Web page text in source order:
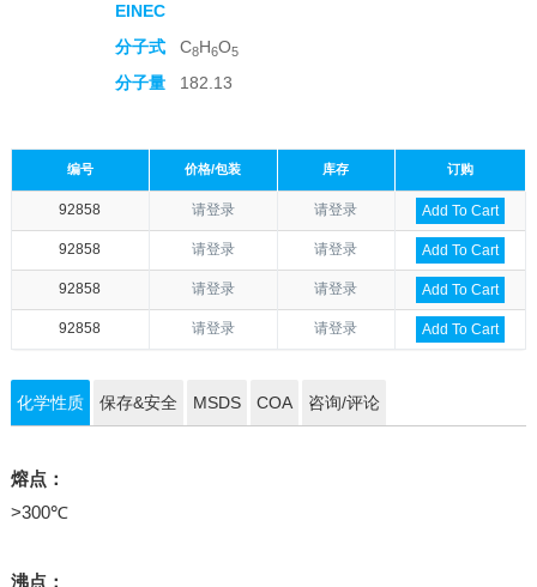
EINEC
分子式
C8H6O5
分子量 182.13
编号 价格/包装 库存 订购
92858 请登录 请登录 Add To Cart
92858 请登录 请登录 Add To Cart
92858 请登录 请登录 Add To Cart
92858 请登录 请登录 Add To Cart
化学性质 保存&安全 MSDS COA 咨询/评论
熔点：
>300℃
沸点：